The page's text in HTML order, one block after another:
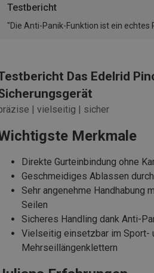
Testbericht
"Die Anti-Panik-Funktion ist ein echtes
Das Edelrid
| vielseitig | sicher
Merkmale
Direkte Gurteinbindung ohne
Geschmeidiges Ablassen
Sehr angenehme Handhabung
Seilen
Sicheres Handling dank Anti-
Vielseitig einsetzbar im Sport-
Mehrseillängenklettern